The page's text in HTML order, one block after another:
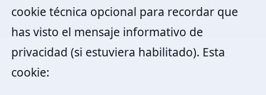
cookie técnica opcional para recordar que
has visto el mensaje informativo de
privacidad (si estuviera habilitado). Esta
cookie: